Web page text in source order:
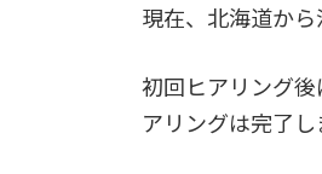
現在、北海道か
初回ヒアリング
アリングは完了し